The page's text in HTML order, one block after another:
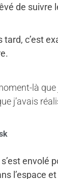
de suivre
tard, c’est
là que
j’avais
envolé
l’espace